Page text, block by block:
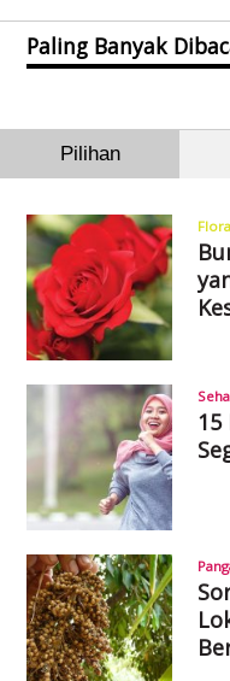
Paling Banyak
Pilihan
Flora
15